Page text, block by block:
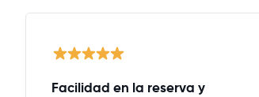
Facilidad en la reserva y